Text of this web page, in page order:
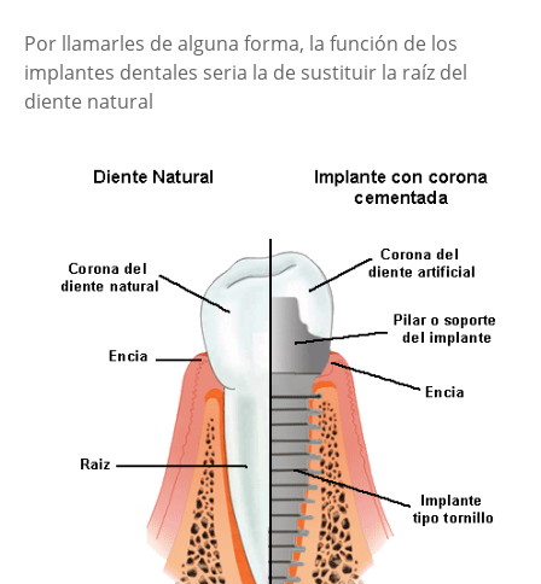
Por llamarles de alguna forma, la función de los
implantes dentales seria la de sustituir la raíz del
diente natural